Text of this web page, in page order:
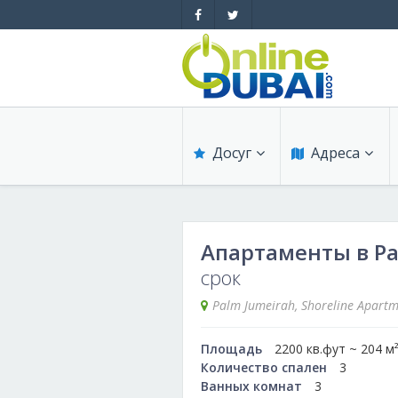
Досуг
Рестораны
Бары
Ночные клубы
Пляжные клубы
Адреса
Медицина
Образование
Магазины
Красота
Апартаменты в
срок
Palm Jumeirah, Shoreline
Площадь
2200 кв.фут ~ 204 м²
Количество спален
3
Ванных комнат
3